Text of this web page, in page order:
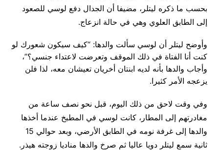
بحسب ما ذكره ليتلر، مضيفا أن الجدال دفع لوسي للصعود
إلى الطابق العلوي وهي في حالة انزعاج.
وأوضح ليتلر أن لوسي سألت والدها: “كيف سيكون شعورك لو
كنت أنا الفتاة في ذلك الموقف وتعرضت لاعتداء جنسي؟”،
وأجاب والدها بأنه لديه ابنتان أخريان تعيشان معه، لذا فلن
يزعجه الأمر كثيرا.
وفي وقت لاحق من ذلك اليوم، قبل نحو نصف ساعة من
مغادرتهم إلى المطار، كانت لوسي في المطبخ عندما أخذها
والدها إلى غرفة نومه في الطابق الأرضي، وبعد حوالي 15
ثانية سمع ليتلر دويا عاليا ثم صرخ والدها مناديا زوجته هيذر.